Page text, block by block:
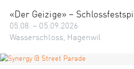
«Der Geizige» –
05.08. – 05.09.2026
Wasserschloss, Hagenwil